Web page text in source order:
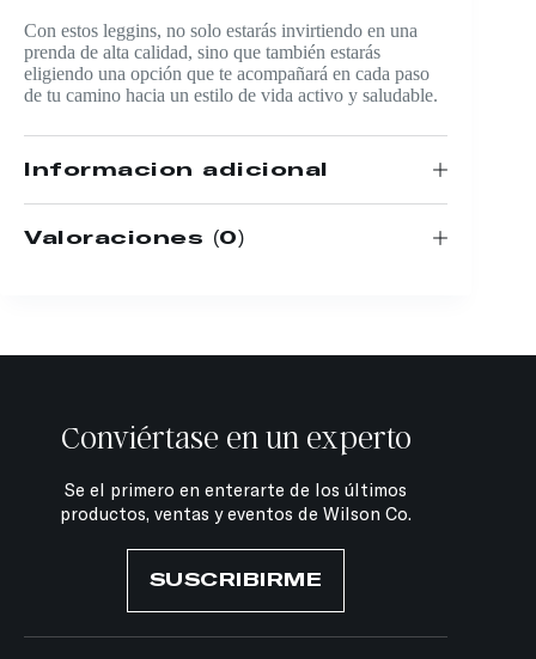
Con estos leggins, no solo estarás invirtiendo en una
prenda de alta calidad, sino que también estarás
eligiendo una opción que te acompañará en cada paso
de tu camino hacia un estilo de vida activo y saludable.
Información adicional
Valoraciones (0)
Conviértase en un experto
Se el primero en enterarte de los últimos
productos, ventas y eventos de Wilson Co.
SUSCRIBIRME